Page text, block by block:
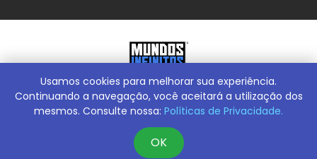
Mundos Infinitos - Publicações e Geek Store |ContentStuff
Publicações e Assinaturas Ltda. CNPJ - 05.859.917/0001-60.
Conheça nossa Loja Física:Rua Machado Bitencourt, 291 -
Usamos cookies para melhorar sua experiência.
Continuando a navegação, você aceitará a utilização dos
mesmos. Consulte nossa: Políticas de Privacidade.
OK